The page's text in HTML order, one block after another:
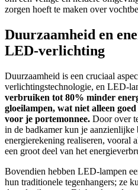
zorgen hoeft te maken over
Duurzaamheid en
LED-verlichting
Duurzaamheid is een cruciaal
verlichtingstechnologie, en LED-
verbruiken tot 80% minder
gloeilampen, wat niet alleen
voor je portemonnee. Door over
in de badkamer kun je aanzienlijke
energierekening realiseren, vooral
een groot deel van het
Bovendien hebben LED-lampen
hun traditionele tegenhangers; ze